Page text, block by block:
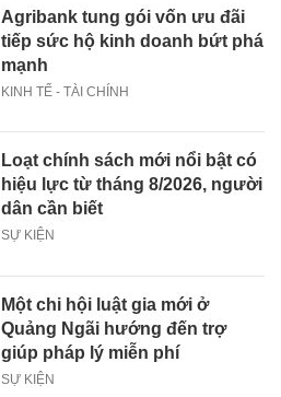
Agribank tung gói vốn ưu đãi
tiếp sức hộ kinh doanh bứt phá
mạnh
KINH TẾ - TÀI CHÍNH
Loạt chính sách mới nổi bật có
hiệu lực từ tháng 8/2026, người
dân cần biết
SỰ KIỆN
Một chi hội luật gia mới ở
Quảng Ngãi hướng đến trợ
giúp pháp lý miễn phí
SỰ KIỆN